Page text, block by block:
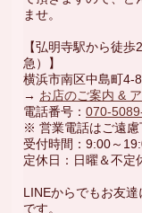
ませ。
【弘明寺駅から徒
急）】
横浜市南区中島町4-
→ お店のご案内 &
電話番号：070-
※ 営業電話はご遠慮
受付時間：9:00～
定休日：日曜＆不定
LINEからでもお友達
です。